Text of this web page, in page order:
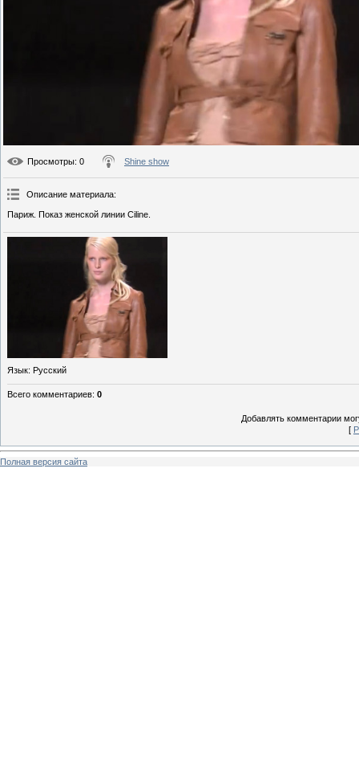
Просмотры: 0 Shine show
Описание материала:
Париж. Показ женской линии Ciline.
Язык: Русский
Всего комментариев: 0
Добавлять комментарии
[
Полная версия сайта